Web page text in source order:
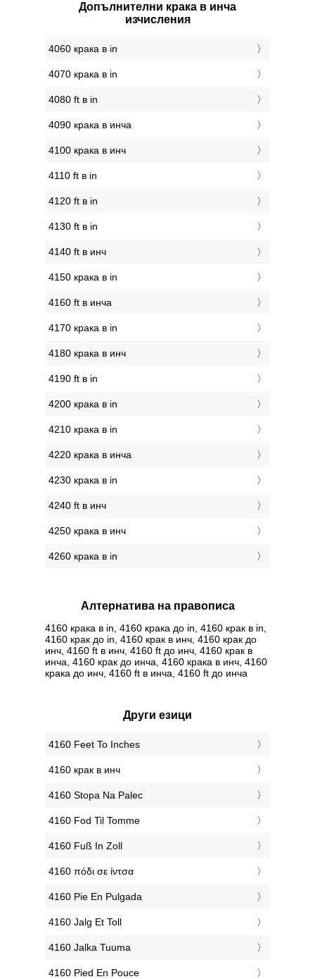
Допълнителни крака в инча
изчисления
4060 крака в in
4070 крака в in
4080 ft в in
4090 крака в инча
4100 крака в инч
4110 ft в in
4120 ft в in
4130 ft в in
4140 ft в инч
4150 крака в in
4160 ft в инча
4170 крака в in
4180 крака в инч
4190 ft в in
4200 крака в in
4210 крака в in
4220 крака в инча
4230 крака в in
4240 ft в инч
4250 крака в инч
4260 крака в in
Алтернатива на правописа
4160 крака в in, 4160 крака до in, 4160 крак в in,
4160 крак до in, 4160 крак в инч, 4160 крак до
инч, 4160 ft в инч, 4160 ft до инч, 4160 крак в
инча, 4160 крак до инча, 4160 крака в инч, 4160
крака до инч, 4160 ft в инча, 4160 ft до инча
Други езици
‎4160 Feet To Inches
‎4160 крак в инч
‎4160 Stopa Na Palec
‎4160 Fod Til Tomme
‎4160 Fuß In Zoll
‎4160 πόδι σε ίντσα
‎4160 Pie En Pulgada
‎4160 Jalg Et Toll
‎4160 Jalka Tuuma
‎4160 Pied En Pouce